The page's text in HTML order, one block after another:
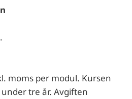
moms per modul. Kursen
tre år. Avgiften